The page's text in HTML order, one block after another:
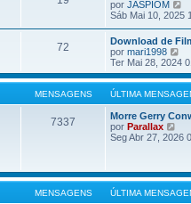
a
g
e
m
m
e
n
s
a
g
e
m
t
a
m
e
n
s
a
g
e
m
por JASPIOM
e
ú
l
m
a
m
n
s
a
m
Sáb Mai 10, 2025
72
Download de
por mari1998
e
r
ú
l
t
i
a
s
a
Ter Mai 28, 2024
MENSAGENS ÚLTIMA
7337
Morre Gerry
por Parallax
e
t
i
Seg Abr 27, 2026
MENSAGENS ÚLTIMA